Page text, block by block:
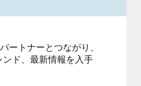
ートナーとつながり、
ド、最新情報を入手